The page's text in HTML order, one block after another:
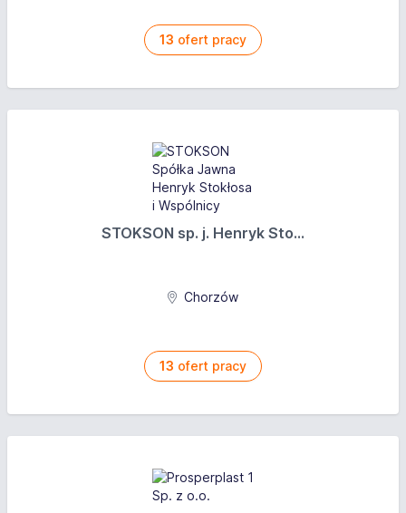
Opis wynagrodzenia: brutto/godz.
13 ofert pracy
STOKSON sp. j. Henryk Sto...
Chorzów
13 ofert pracy